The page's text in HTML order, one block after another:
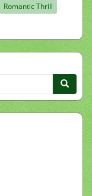
Romantic Thrill